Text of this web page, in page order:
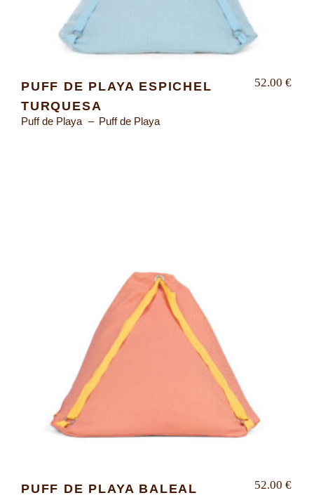
PUFF DE PLAYA ESPICHEL
TURQUESA
Puff de Playa Puff de Playa
52.00 €
PUFF DE PLAYA BALEAL
52.00 €